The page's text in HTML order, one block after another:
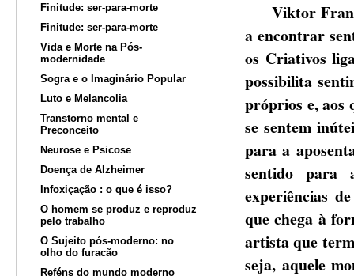
Finitude: ser-para-morte
Finitude: ser-para-morte
Vida e Morte na Pós-
modernidade
Sogra e o Imaginário Popular
Luto e Melancolia
Transtorno mental e
Preconceito
Neurose e Psicose
Doença de Alzheimer
Infoxiçação : o que é isso?
O homem se produz e reproduz
pelo trabalho
O Sujeito pós-moderno: no
olho do furacão
Reféns do mundo moderno
Viktor Frankl
a encontrar
os Criativos
possibilita
próprios e, aos
se sentem
para a
sentido para
experiências
que chega à
artista que
seja, aquele